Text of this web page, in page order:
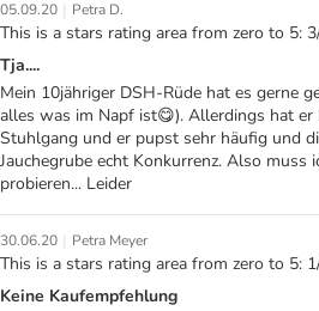
05.09.20 | Petra D.
This is a stars rating area from zero to 5:
Tja....
Mein 10jähriger DSH-Rüde hat es gerne
alles was im Napf ist😋). Allerdings hat er
Stuhlgang und er pupst sehr häufig und
Jauchegrube echt Konkurrenz. Also muss
probieren... Leider
30.06.20 | Petra Meyer
This is a stars rating area from zero to 5:
Keine Kaufempfehlung